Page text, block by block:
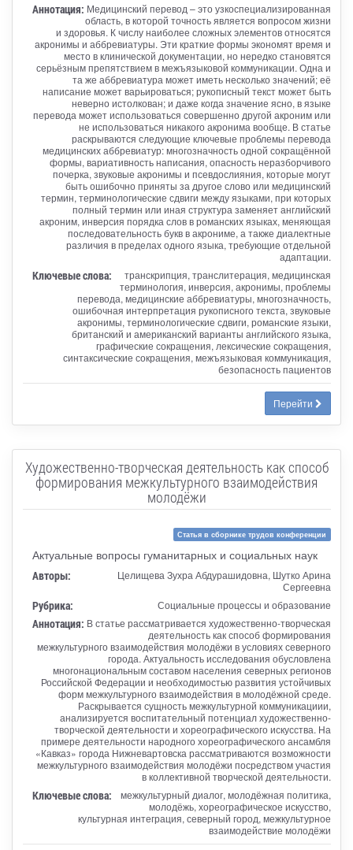
Аннотация: Медицинский перевод – это узкоспециализированная
область, в которой точность является вопросом жизни
и здоровья. К числу наиболее сложных элементов относятся
акронимы и аббревиатуры. Эти краткие формы экономят время и
место в клинической документации, но нередко становятся
серьёзным препятствием в межъязыковой коммуникации. Одна и
та же аббревиатура может иметь несколько значений; её
написание может варьироваться; рукописный текст может быть
неверно истолкован; и даже когда значение ясно, в языке
перевода может использоваться совершенно другой акроним или
не использоваться никакого акронима вообще. В статье
раскрываются следующие ключевые проблемы перевода
медицинских аббревиатур: многозначность одной сокращённой
формы, вариативность написания, опасность неразборчивого
почерка, звуковые акронимы и псевдослияния, которые могут
быть ошибочно приняты за другое слово или медицинский
термин, терминологические сдвиги между языками, при которых
полный термин или иная структура заменяет английский
акроним, инверсия порядка слов в романских языках, меняющая
последовательность букв в акрониме, а также диалектные
различия в пределах одного языка, требующие отдельной
адаптации.
Ключевые слова:
транскрипция, транслитерация, медицинская
терминология, инверсия, акронимы, проблемы
перевода, медицинские аббревиатуры, многозначность,
ошибочная интерпретация рукописного текста, звуковые
акронимы, терминологические сдвиги, романские языки,
британский и американский варианты английского языка,
графические сокращения, лексические сокращения,
синтаксические сокращения, межъязыковая коммуникация,
безопасность пациентов
Перейти
Художественно-творческая деятельность как способ
формирования межкультурного взаимодействия
молодёжи
Статья в сборнике трудов конференции
Актуальные вопросы гуманитарных и социальных наук
Авторы:
Целищева Зухра Абдурашидовна, Шутко Арина
Сергеевна
Рубрика: Социальные процессы и образование
Аннотация: В статье рассматривается художественно-творческая
деятельность как способ формирования
межкультурного взаимодействия молодёжи в условиях северного
города. Актуальность исследования обусловлена
многонациональным составом населения северных регионов
Российской Федерации и необходимостью развития устойчивых
форм межкультурного взаимодействия в молодёжной среде.
Раскрывается сущность межкультурной коммуникациии,
анализируется воспитательный потенциал художественно-
творческой деятельности и хореографического искусства. На
примере деятельности народного хореографического ансамбля
«Кавказ» города Нижневартовска рассматриваются возможности
межкультурного взаимодействия молодёжи посредством участия
в коллективной творческой деятельности.
Ключевые слова:
межкультурный диалог, молодёжная политика,
молодёжь, хореографическое искусство,
культурная интеграция, северный город, межкультурное
взаимодействие молодёжи